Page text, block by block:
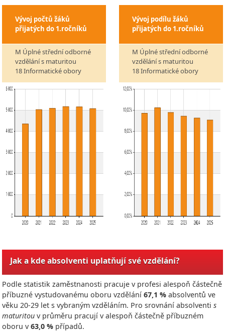
Vývoj počtů žáků
přijatých do 1.ročníků
M Úplné střední odborné
vzdělání s maturitou
18 Informatické obory
Vývoj podílu žáků
přijatých do 1.ročníků
M Úplné střední odborné
vzdělání s maturitou
18 Informatické obory
Jak a kde absolventi uplatňují své vzdělání?
Podle statistik zaměstnanosti pracuje v profesi alespoň částečně
příbuzné vystudovanému oboru vzdělání 67,1 % absolventů ve
věku 20-29 let s vybraným vzděláním. Pro srovnání absolventi s
maturitou v průměru pracují v alespoň částečně příbuzném
oboru v 63,0 % případů.